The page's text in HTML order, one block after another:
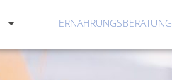
ERNÄHRUNGSBERATUNG